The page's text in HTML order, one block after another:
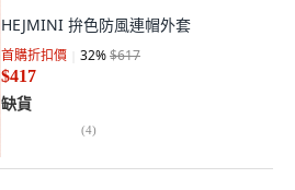
HEJMINI 拚色防風連帽外套
首購折扣價 32%$617
$417
缺貨
(4)